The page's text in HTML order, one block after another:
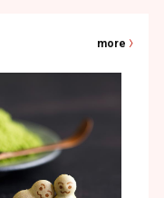
more